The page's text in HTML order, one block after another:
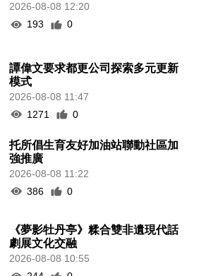
2026-08-08 12:20
193
0
譚偉文要求都更公司探索多元更新
模式
2026-08-08 11:47
1271
0
托所倡生育友好加油站聯動社區加
強推廣
2026-08-08 11:22
386
0
《夢影牡丹亭》糅合雙非遺現代話
劇展文化交融
2026-08-08 10:55